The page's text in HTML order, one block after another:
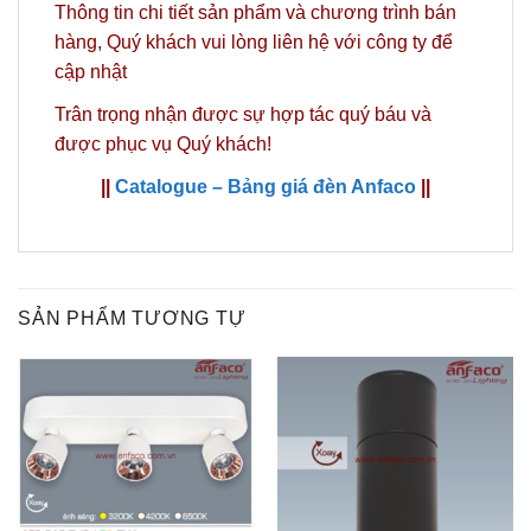
Thông tin chi tiết sản phẩm và chương trình bán
hàng, Quý khách vui lòng liên hệ với công ty để
cập nhật
Trân trọng nhận được sự hợp tác quý báu và
được phục vụ Quý khách!
Catalogue – Bảng giá đèn Anfaco
SẢN PHẨM TƯƠNG TỰ